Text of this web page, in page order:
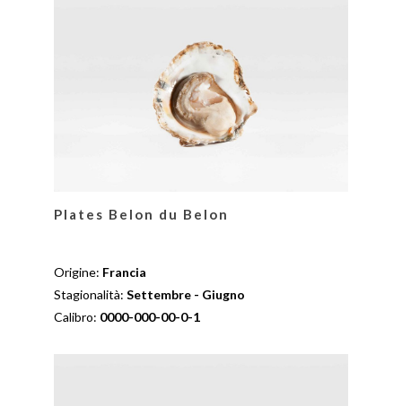
Plates Belon du Belon
Origine: Francia
Stagionalità: Settembre - Giugno
Calibro: 0000-000-00-0-1